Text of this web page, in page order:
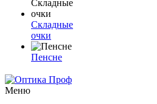
Складные
очки
Пенсне
Меню